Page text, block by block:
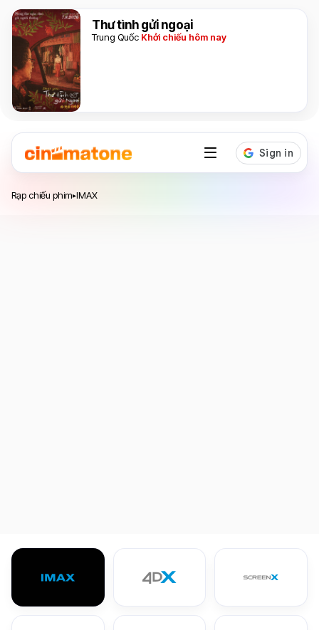
Thư tình gửi ngoại
Trung Quốc Khởi chiếu hôm nay
Rạp chiếu phim▸IMAX